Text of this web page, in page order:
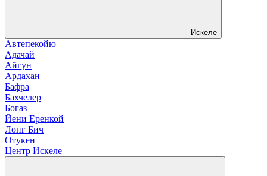
Искеле
Автепекойю
Адачай
Айгун
Ардахан
Бафра
Бахчелер
Богаз
Йени Еренкой
Лонг Бич
Отукен
Центр Искеле